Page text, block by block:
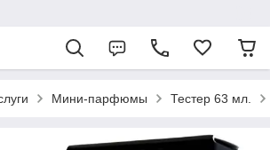
Мини-парфюмы Тестер 63 мл.